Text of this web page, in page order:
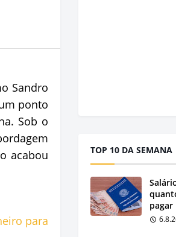
Sandro
ponto
Sob o
acabou
TOP 10 DA SEMANA
pagar